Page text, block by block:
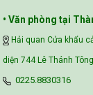
• Văn phòng tại
Hải quan Cửa khẩu
diện 744 Lê Thánh
0225.8830316